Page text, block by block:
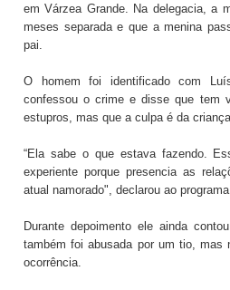
em Várzea Grande. Na delegacia, a
meses separada e que a menina
pai.
O homem foi identificado com
confessou o crime e disse que tem
estupros, mas que a culpa é da criança.
“Ela sabe o que estava fazendo.
experiente porque presencia as
atual namorado", declarou ao programa.
Durante depoimento ele ainda
também foi abusada por um tio, mas
ocorrência.